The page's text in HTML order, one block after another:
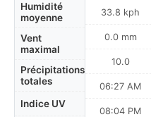
Humidité
moyenne
Vent
maximal
Précipitations
totales
Indice UV
33.8 kph
0.0 mm
10.0
06:27 AM
08:04 PM